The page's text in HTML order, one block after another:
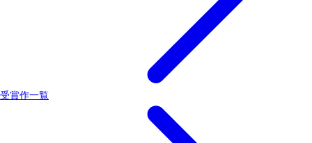
受賞作一覧